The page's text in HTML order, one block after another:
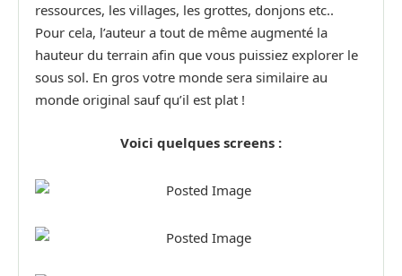
ressources, les villages, les grottes, donjons etc..
Pour cela, l’auteur a tout de même augmenté la
hauteur du terrain afin que vous puissiez explorer le
sous sol. En gros votre monde sera similaire au
monde original sauf qu’il est plat !
Voici quelques screens :